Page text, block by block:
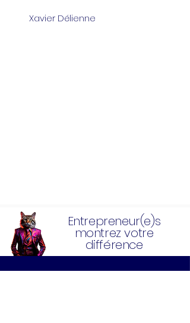
Xavier Délienne
Entrepreneur(e)s
montrez votre
différence
Partout en France